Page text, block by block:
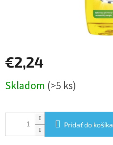
€2,24
cena:
Skladom (>5 ks)
Pridať do košíka